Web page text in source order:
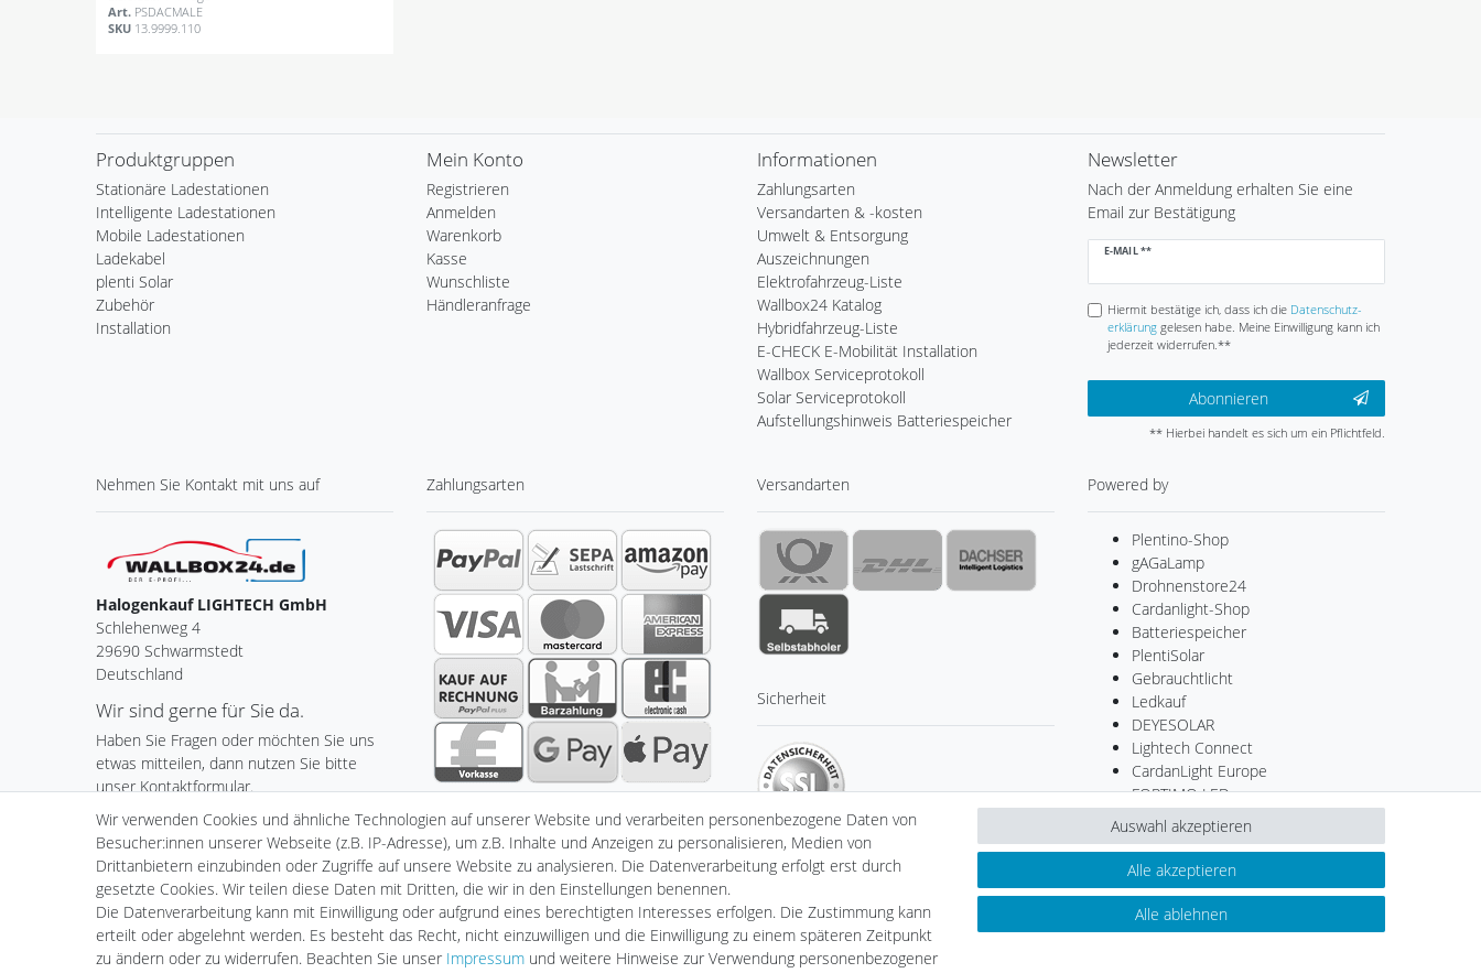
Art. PSDACMALE
SKU 13.9999.110
Produktgruppen
Stationäre Ladestationen
Intelligente Ladestationen
Mobile Ladestationen
Ladekabel
plenti Solar
Zubehör
Installation
Mein Konto
Registrieren
Anmelden
Warenkorb
Kasse
Wunschliste
Händleranfrage
Informationen
Zahlungsarten
Versandarten & -kosten
Umwelt & Entsorgung
Auszeichnungen
Elektrofahrzeug-Liste
Wallbox24 Katalog
Hybridfahrzeug-Liste
E-CHECK E-Mobilität Installation
Wallbox Serviceprotokoll
Solar Serviceprotokoll
Aufstellungshinweis Batteriespeicher
Newsletter
Nach der Anmeldung erhalten Sie eine
Email zur Bestätigung
E-MAIL **
Newsletter
Hiermit bestätige ich, dass ich die Daten­schutz­
erklärunggelesen habe. Meine Einwilligung kann ich
jederzeit widerrufen.**
Abonnieren
** Hierbei handelt es sich um ein Pflichtfeld.
Nehmen Sie Kontakt mit uns auf
Halogenkauf LIGHTECH GmbH
Schlehenweg 4
29690 Schwarmstedt
Deutschland
Wir sind gerne für Sie da.
Haben Sie Fragen oder möchten Sie uns
etwas mitteilen, dann nutzen Sie bitte
unser Kontaktformular.
Zum Kontaktformular
Zahlungsarten Versandarten
Sicherheit
Powered by
Plentino-Shop
gAGaLamp
Drohnenstore24
Cardanlight-Shop
Batteriespeicher
PlentiSolar
Gebrauchtlicht
Ledkauf
DEYESOLAR
Lightech Connect
CardanLight Europe
FORTIMO LEDs
LED-RETROSHOP
MeinUSB
Impressum Daten­schutz­erklärung AGB Barrierefreiheitserklärung Widerrufs­recht Vertrag widerrufen Kontakt
Wir verwenden Cookies und ähnliche Technologien auf unserer Website und verarbeiten personenbezogene Daten von
Besucher:innen unserer Webseite (z.B. IP-Adresse), um z.B. Inhalte und Anzeigen zu personalisieren, Medien von
Drittanbietern einzubinden oder Zugriffe auf unsere Website zu analysieren. Die Datenverarbeitung erfolgt erst durch
gesetzte Cookies. Wir teilen diese Daten mit Dritten, die wir in den Einstellungen benennen.
Die Datenverarbeitung kann mit Einwilligung oder aufgrund eines berechtigten Interesses erfolgen. Die Zustimmung kann
erteilt oder abgelehnt werden. Es besteht das Recht, nicht einzuwilligen und die Einwilligung zu einem späteren Zeitpunkt
zu ändern oder zu widerrufen. Beachten Sie unser Impressum und weitere Hinweise zur Verwendung personenbezogener
Alle akzeptieren
Alle ablehnen
Auswahl akzeptieren